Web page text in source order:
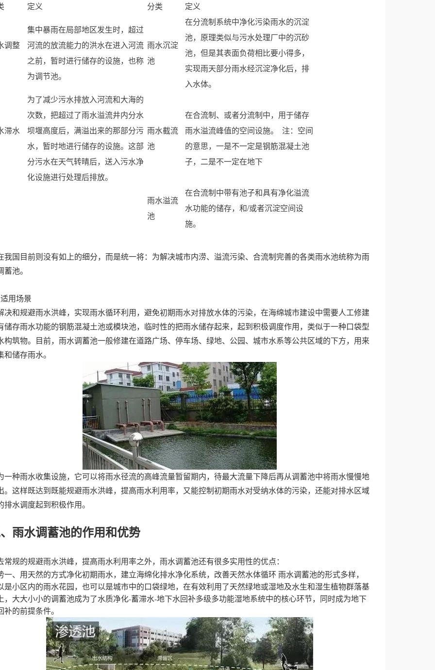
定义 分类 定义
调整
集中暴雨在局部地区发生时，超过
河流的放流能力的洪水在进入河流
之前，暂时进行储存的设施，也称
为调节池。
雨水沉淀
池
在分流制系统中净化污染雨水的沉淀
池，原理类似与污水处理厂中的沉砂
池，但是其表面负荷相比要小得多，
实现雨天部分雨水经沉淀净化后，排
入水体。
滞水
为了减少污水排放入河流和大海的
次数，把超过了雨水溢流井内分水
坝堰高度后，满溢出来的那部分污
水，暂时地进行储存的设施。这部
分污水在天气转晴后，送入污水净
化设施进行处理后排放。
雨水截流
池
在合流制、或者分流制中，用于储存
雨水溢流峰值的空间设施。 注：空间
的意思，一是不一定是钢筋混凝土池
子，二是不一定在地下
雨水溢流
池
在合流制中带有池子和具有净化溢流
水功能的储存，和/或者沉淀空间设
施。
我国目前则没有如上的细分，而是统一将：为解决城市内涝、溢流污染、合流制完善的各类雨水池统称为雨
蓄池。
用场景
决和规避雨水洪峰，实现雨水循环利用，避免初期雨水对排放水体的污染，在海绵城市建设中需要人工修建
储存雨水功能的钢筋混凝土池或模块池，临时性的把雨水储存起来，起到积极调度作用，类似于一种口袋型
构筑物。目前，雨水调蓄池一般修建在道路广场、停车场、绿地、公园、城市水系等公共区域的下方，用来
和储存雨水。
一种雨水收集设施，它可以将雨水径流的高峰流量暂留期内，待最大流量下降后再从调蓄池中将雨水慢慢地
。这样既达到既能规避雨水洪峰，提高雨水利用率，又能控制初期雨水对受纳水体的污染，还能对排水区域
排水调度起到积极作用。
雨水调蓄池的作用和优势
常规的规避雨水洪峰，提高雨水利用率之外，雨水调蓄池还有很多实用性的优点：
一、用天然的方式净化初期雨水，建立海绵化排水净化系统，改善天然水体循环 雨水调蓄池的形式多样，
是小区内的雨水花园，也可以是城市中的口袋绿地，在有效利用了天然绿地或湿地及水生和湿生植物群落基
，大大小小的调蓄池成为了水质净化-蓄滞水-地下水回补多级多功能湿地系统中的核心环节，同时成为地下
补的前提条件。